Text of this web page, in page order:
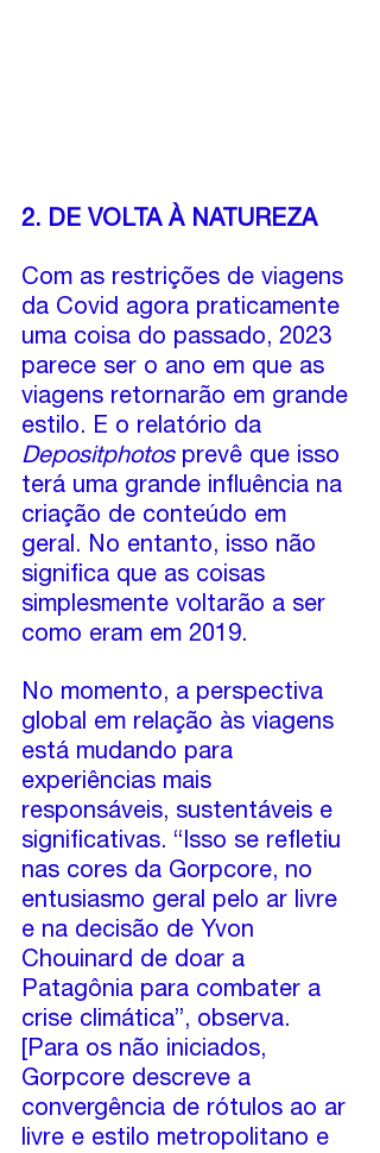
2. DE VOLTA À NATUREZA
Com as restrições de viagens
da Covid agora praticamente
uma coisa do passado, 2023
parece ser o ano em que as
viagens retornarão em grande
estilo. E o relatório da
Depositphotos prevê que isso
terá uma grande influência na
criação de conteúdo em
geral. No entanto, isso não
significa que as coisas
simplesmente voltarão a ser
como eram em 2019.
No momento, a perspectiva
global em relação às viagens
está mudando para
experiências mais
responsáveis, sustentáveis ​​e
significativas. “Isso se refletiu
nas cores da Gorpcore, no
entusiasmo geral pelo ar livre
e na decisão de Yvon
Chouinard de doar a
Patagônia para combater a
crise climática”, observa.
[Para os não iniciados,
Gorpcore descreve a
convergência de rótulos ao ar
livre e estilo metropolitano e